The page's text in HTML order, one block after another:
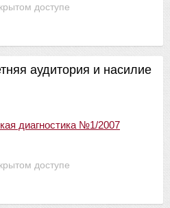
доступе
доступе
аудитория и насилие
диагностика №1/2007